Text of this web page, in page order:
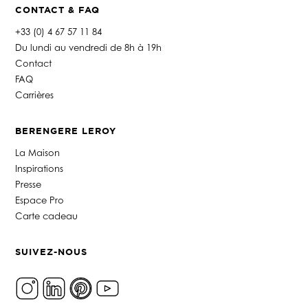
CONTACT & FAQ
+33 (0) 4 67 57 11 84
Du lundi au vendredi de 8h à 19h
Contact
FAQ
Carrières
BERENGERE LEROY
La Maison
Inspirations
Presse
Espace Pro
Carte cadeau
SUIVEZ-NOUS